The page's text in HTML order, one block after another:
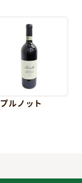
プルノット